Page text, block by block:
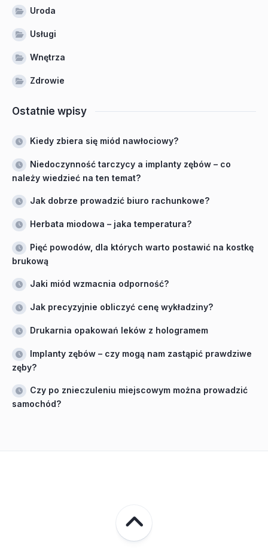
Uroda
Usługi
Wnętrza
Zdrowie
Ostatnie wpisy
Kiedy zbiera się miód nawłociowy?
Niedoczynność tarczycy a implanty zębów – co
należy wiedzieć na ten temat?
Jak dobrze prowadzić biuro rachunkowe?
Herbata miodowa – jaka temperatura?
Pięć powodów, dla których warto postawić na kostkę
brukową
Jaki miód wzmacnia odporność?
Jak precyzyjnie obliczyć cenę wykładziny?
Drukarnia opakowań leków z hologramem
Implanty zębów – czy mogą nam zastąpić prawdziwe
zęby?
Czy po znieczuleniu miejscowym można prowadzić
samochód?